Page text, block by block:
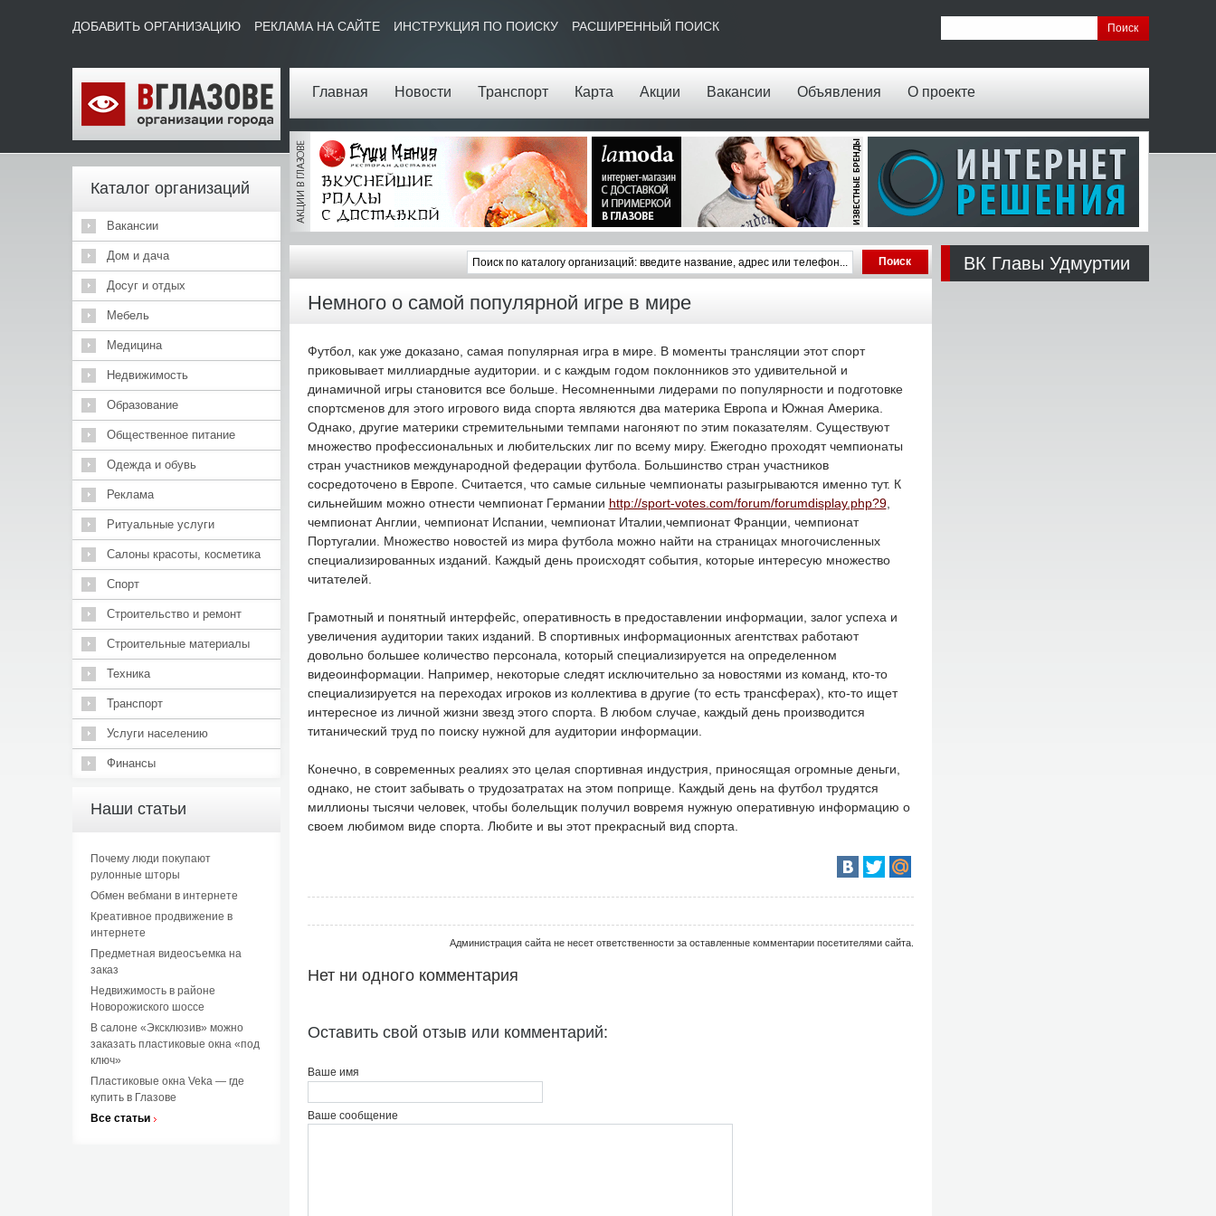
Главная Новости Транспорт Карта Акции Вакансии Объявления О проекте
ДОБАВИТЬ ОРГАНИЗАЦИЮ РЕКЛАМА НА САЙТЕ ИНСТРУКЦИЯ ПО ПОИСКУ РАСШИРЕННЫЙ ПОИСК
Каталог организаций
Вакансии
Дом и дача
Досуг и отдых
Мебель
Медицина
Недвижимость
Образование
Общественное питание
Одежда и обувь
Реклама
Ритуальные услуги
Салоны красоты, косметика
Спорт
Строительство и ремонт
Строительные материалы
Техника
Транспорт
Услуги населению
Финансы
Наши статьи
Почему люди покупают
рулонные шторы
Обмен вебмани в интернете
Креативное продвижение в
интернете
Предметная видеосъемка на
заказ
Недвижимость в районе
Новорожиского шоссе
В салоне «Эксклюзив» можно
заказать пластиковые окна «под
ключ»
Пластиковые окна Veka — где
купить в Глазове
Все статьи
Немного о самой популярной игре в мире
Футбол, как уже доказано, самая популярная игра в мире. В моменты трансляции этот спорт
приковывает миллиардные аудитории. и с каждым годом поклонников это удивительной и
динамичной игры становится все больше. Несомненными лидерами по популярности и подготовке
спортсменов для этого игрового вида спорта являются два материка Европа и Южная Америка.
Однако, другие материки стремительными темпами нагоняют по этим показателям. Существуют
множество профессиональных и любительских лиг по всему миру. Ежегодно проходят чемпионаты
стран участников международной федерации футбола. Большинство стран участников
сосредоточено в Европе. Считается, что самые сильные чемпионаты разыгрываются именно тут. К
сильнейшим можно отнести чемпионат Германии http://sport-votes.com/forum/forumdisplay.php?9,
чемпионат Англии, чемпионат Испании, чемпионат Италии,чемпионат Франции, чемпионат
Португалии. Множество новостей из мира футбола можно найти на страницах многочисленных
специализированных изданий. Каждый день происходят события, которые интересую множество
читателей.
Грамотный и понятный интерфейс, оперативность в предоставлении информации, залог успеха и
увеличения аудитории таких изданий. В спортивных информационных агентствах работают
довольно большее количество персонала, который специализируется на определенном
видеоинформации. Например, некоторые следят исключительно за новостями из команд, кто-то
специализируется на переходах игроков из коллектива в другие (то есть трансферах), кто-то ищет
интересное из личной жизни звезд этого спорта. В любом случае, каждый день производится
титанический труд по поиску нужной для аудитории информации.
Конечно, в современных реалиях это целая спортивная индустрия, приносящая огромные деньги,
однако, не стоит забывать о трудозатратах на этом поприще. Каждый день на футбол трудятся
миллионы тысячи человек, чтобы болельщик получил вовремя нужную оперативную информацию о
своем любимом виде спорта. Любите и вы этот прекрасный вид спорта.
Администрация сайта не несет ответственности за оставленные комментарии посетителями сайта.
Нет ни одного комментария
Оставить свой отзыв или комментарий:
Ваше имя
Ваше сообщение
ВК Главы Удмуртии